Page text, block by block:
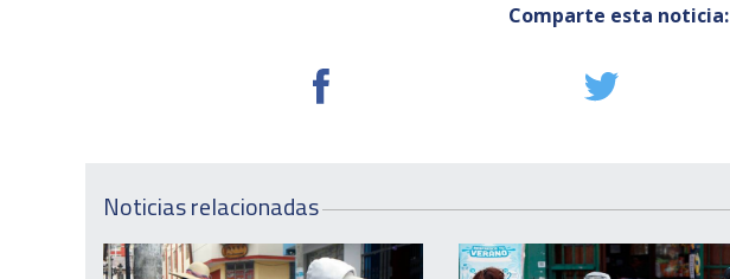
Comparte esta noticia:
Noticias relacionadas